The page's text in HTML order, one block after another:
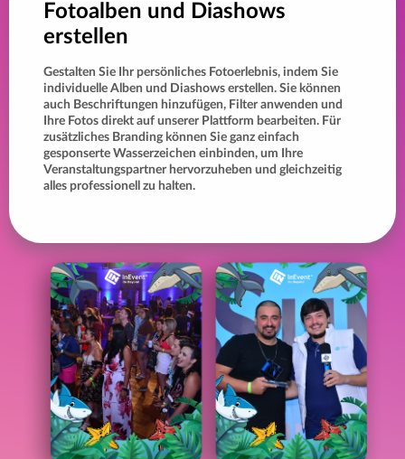
Fotoalben und Diashows
erstellen
Gestalten Sie Ihr persönliches Fotoerlebnis, indem Sie
individuelle Alben und Diashows erstellen. Sie können
auch Beschriftungen hinzufügen, Filter anwenden und
Ihre Fotos direkt auf unserer Plattform bearbeiten. Für
zusätzliches Branding können Sie ganz einfach
gesponserte Wasserzeichen einbinden, um Ihre
Veranstaltungspartner hervorzuheben und gleichzeitig
alles professionell zu halten.